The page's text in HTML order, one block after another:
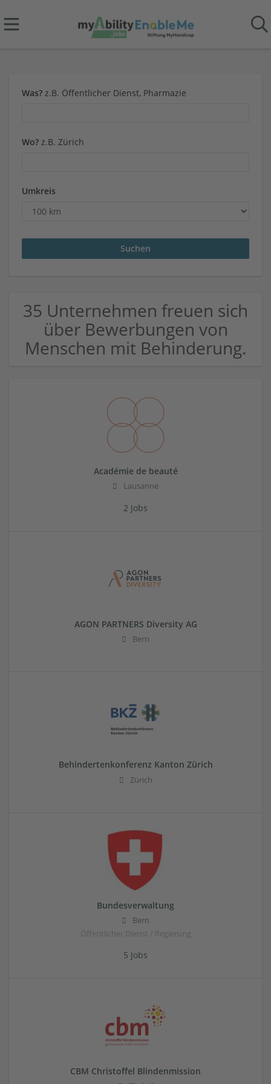
Was? z.B. Öffentlicher Dienst, Pharmazie
Wo? z.B. Zürich
Umkreis
35 Unternehmen freuen sich
über Bewerbungen von
Menschen mit Behinderung.
Académie de beauté
Lausanne
2 Jobs
AGON PARTNERS Diversity AG
Bern
Behindertenkonferenz Kanton Zürich
Zürich
Bundesverwaltung
Bern
Öffentlicher Dienst / Regierung
5 Jobs
CBM Christoffel Blindenmission